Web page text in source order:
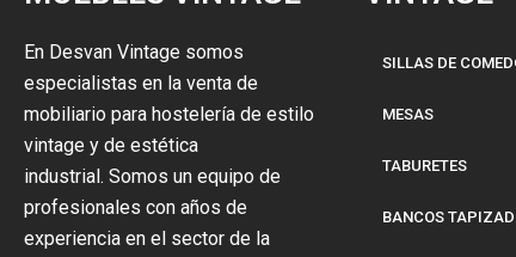
En Desvan Vintage somos
especialistas en la venta de
mobiliario para hostelería de estilo
vintage y de estética
industrial. Somos un equipo de
profesionales con años de
experiencia en el sector de la
SILLAS DE
MESAS
TABURETES
BANCOS